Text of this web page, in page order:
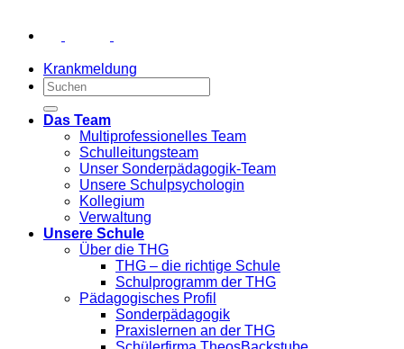
Krankmeldung
Das Team
Multiprofessionelles Team
Schulleitungsteam
Unser Sonderpädagogik-Team
Unsere Schulpsychologin
Kollegium
Verwaltung
Unsere Schule
Über die THG
THG – die richtige Schule
Schulprogramm der THG
Pädagogisches Profil
Sonderpädagogik
Praxislernen an der THG